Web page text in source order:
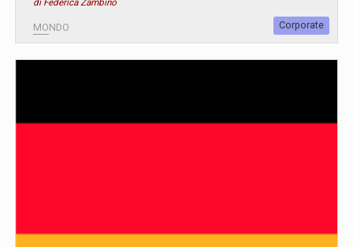
di Federica Zambino
MONDO Corporate